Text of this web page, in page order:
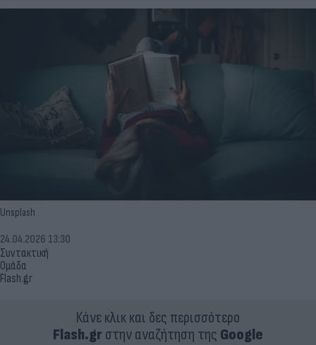
Unsplash
Συντακτική
Ομάδα
Flash.gr
24.04.2026 13:30
Κάνε κλικ και δες περισσότερο
Flash.grστην αναζήτηση της Google